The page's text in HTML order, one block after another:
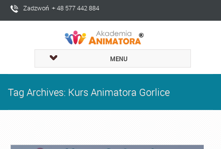
Zadzwoń + 48 577 442 884
MENU
Tag Archives: Kurs Animatora Gorlice